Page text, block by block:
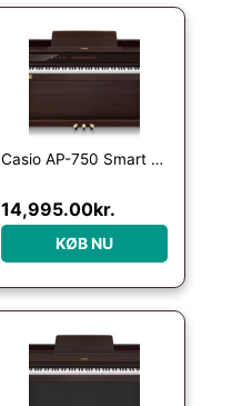
Casio AP-750 Smart Hybrid Celviano – El Klaver – Brun
14,995.00kr.
KØB NU